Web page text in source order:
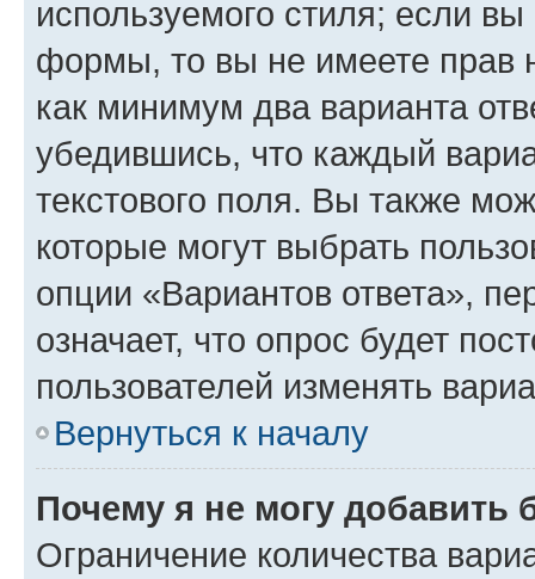
используемого стиля; если
формы, то вы не имеете прав
как минимум два варианта
убедившись, что каждый
текстового поля. Вы также
которые могут выбрать
опции «Вариантов ответа»,
означает, что опрос будет
пользователей изменять
Вернуться к началу
Почему я не могу добавить
Ограничение количества